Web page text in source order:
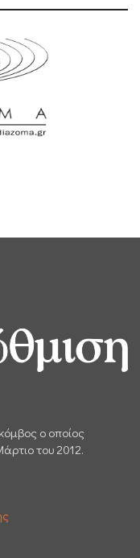
ο οποίος
του 2012.